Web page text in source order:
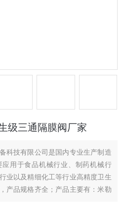
级三通隔膜阀厂家
科技有限公司是国内专业生产制造
用于食品机械行业、制药机械行
业以及精细化工等行业高精度卫生
产品规格齐全；产品主要有：米勒
，真空三通，真空大小头，ISO法